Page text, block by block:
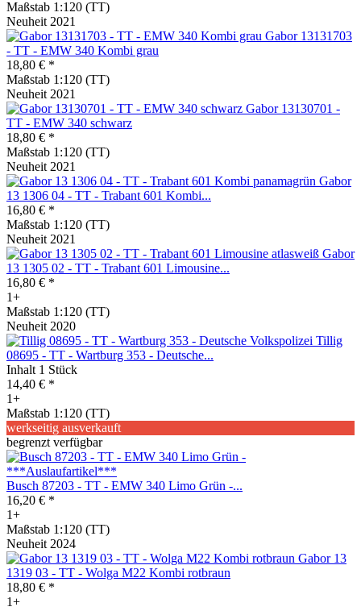
Maßstab 1:120 (TT)
Neuheit 2021
Gabor 13131703
- TT - EMW 340 Kombi grau
18,80 € *
Maßstab 1:120 (TT)
Neuheit 2021
Gabor 13130701 -
TT - EMW 340 schwarz
18,80 € *
Maßstab 1:120 (TT)
Neuheit 2021
Gabor
13 1306 04 - TT - Trabant 601 Kombi...
16,80 € *
Maßstab 1:120 (TT)
Neuheit 2021
Gabor
13 1305 02 - TT - Trabant 601 Limousine...
16,80 € *
1+
Maßstab 1:120 (TT)
Neuheit 2020
Tillig
08695 - TT - Wartburg 353 - Deutsche...
Inhalt 1 Stück
14,40 € *
1+
Maßstab 1:120 (TT)
werkseitig ausverkauft
begrenzt verfügbar
Busch 87203 - TT - EMW 340 Limo Grün -...
16,20 € *
1+
Maßstab 1:120 (TT)
Neuheit 2024
Gabor 13
1319 03 - TT - Wolga M22 Kombi rotbraun
18,80 € *
1+